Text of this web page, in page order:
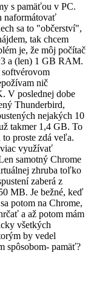
s pamäťou v PC.
naformátovať
sa to "občerství",
tak chcem
je, že môj počítač
a (len) 1 GB RAM.
softvérovom
nič
V poslednej dobe
Thunderbird,
nejakých 10
takmer 1,4 GB. To
proste zdá veľa.
využívať
samotný Chrome
zhruba toľko
zaberá z
MB. Je bežné, keď
potom na Chrome,
a až potom mám
všetkých
by vedel
spôsobom- pamäť?